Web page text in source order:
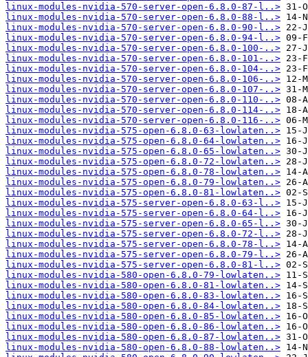
linux-modules-nvidia-570-server-open-6.8.0-87-l..>
linux-modules-nvidia-570-server-open-6.8.0-88-l..>
linux-modules-nvidia-570-server-open-6.8.0-90-l..>
linux-modules-nvidia-570-server-open-6.8.0-94-l..>
linux-modules-nvidia-570-server-open-6.8.0-100-..>
linux-modules-nvidia-570-server-open-6.8.0-101-..>
linux-modules-nvidia-570-server-open-6.8.0-104-..>
linux-modules-nvidia-570-server-open-6.8.0-106-..>
linux-modules-nvidia-570-server-open-6.8.0-107-..>
linux-modules-nvidia-570-server-open-6.8.0-110-..>
linux-modules-nvidia-570-server-open-6.8.0-114-..>
linux-modules-nvidia-570-server-open-6.8.0-116-..>
linux-modules-nvidia-575-open-6.8.0-63-lowlaten..>
linux-modules-nvidia-575-open-6.8.0-64-lowlaten..>
linux-modules-nvidia-575-open-6.8.0-65-lowlaten..>
linux-modules-nvidia-575-open-6.8.0-72-lowlaten..>
linux-modules-nvidia-575-open-6.8.0-78-lowlaten..>
linux-modules-nvidia-575-open-6.8.0-79-lowlaten..>
linux-modules-nvidia-575-open-6.8.0-81-lowlaten..>
linux-modules-nvidia-575-server-open-6.8.0-63-l..>
linux-modules-nvidia-575-server-open-6.8.0-64-l..>
linux-modules-nvidia-575-server-open-6.8.0-65-l..>
linux-modules-nvidia-575-server-open-6.8.0-72-l..>
linux-modules-nvidia-575-server-open-6.8.0-78-l..>
linux-modules-nvidia-575-server-open-6.8.0-79-l..>
linux-modules-nvidia-575-server-open-6.8.0-81-l..>
linux-modules-nvidia-580-open-6.8.0-79-lowlaten..>
linux-modules-nvidia-580-open-6.8.0-81-lowlaten..>
linux-modules-nvidia-580-open-6.8.0-83-lowlaten..>
linux-modules-nvidia-580-open-6.8.0-84-lowlaten..>
linux-modules-nvidia-580-open-6.8.0-85-lowlaten..>
linux-modules-nvidia-580-open-6.8.0-86-lowlaten..>
linux-modules-nvidia-580-open-6.8.0-87-lowlaten..>
linux-modules-nvidia-580-open-6.8.0-88-lowlaten..>